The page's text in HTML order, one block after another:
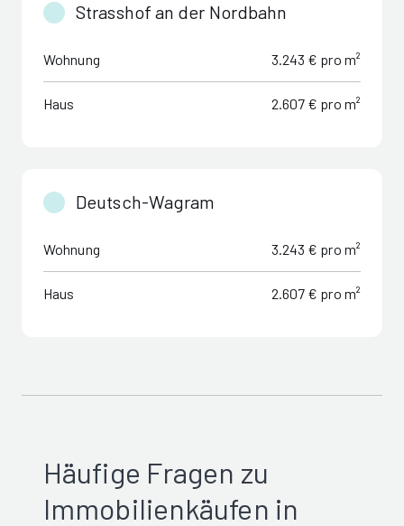
Strasshof an der Nordbahn
Wohnung 3.243 € pro m²
Haus 2.607 € pro m²
Deutsch-Wagram
Wohnung 3.243 € pro m²
Haus 2.607 € pro m²
Häufige Fragen zu
Immobilienkäufen in